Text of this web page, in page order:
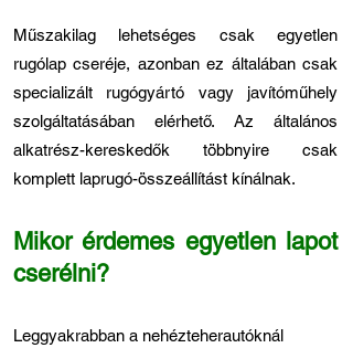
Műszakilag lehetséges csak egyetlen
rugólap cseréje, azonban ez általában csak
specializált rugógyártó vagy javítóműhely
szolgáltatásában elérhető. Az általános
alkatrész-kereskedők többnyire csak
komplett laprugó-összeállítást kínálnak.
Mikor érdemes egyetlen lapot
cserélni?
Leggyakrabban a nehézteherautóknál